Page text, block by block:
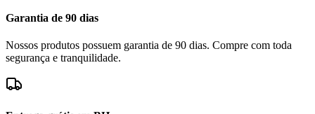
Garantia de 90 dias
Nossos produtos possuem garantia de 90 dias. Compre com toda
segurança e tranquilidade.